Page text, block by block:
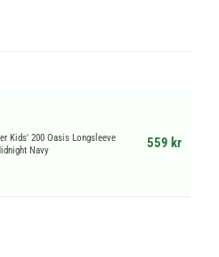
Kids' 200 Oasis Longsleeve
Navy
559 kr